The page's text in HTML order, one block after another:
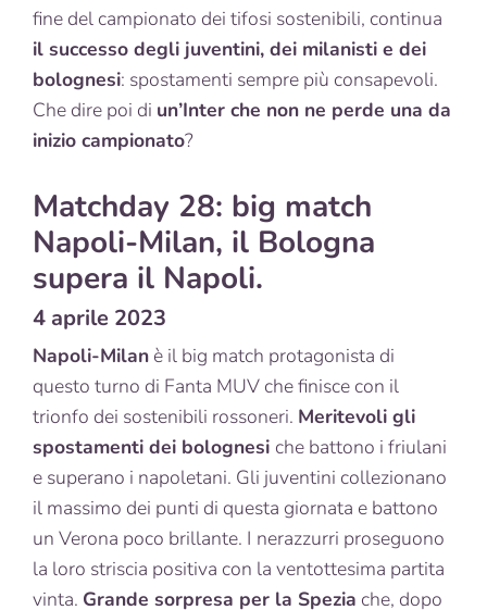
fine del campionato dei tifosi sostenibili, continua
il successo degli juventini, dei milanisti e dei
bolognesi: spostamenti sempre più consapevoli.
Che dire poi di un’Inter che non ne perde una da
inizio campionato?
Matchday 28: big match
Napoli-Milan, il Bologna
supera il Napoli.
4 aprile 2023
Napoli-Milan è il big match protagonista di
questo turno di Fanta MUV che finisce con il
trionfo dei sostenibili rossoneri. Meritevoli gli
spostamenti dei bolognesi che battono i friulani
e superano i napoletani. Gli juventini collezionano
il massimo dei punti di questa giornata e battono
un Verona poco brillante. I nerazzurri proseguono
la loro striscia positiva con la ventottesima partita
vinta. Grande sorpresa per la Spezia che, dopo